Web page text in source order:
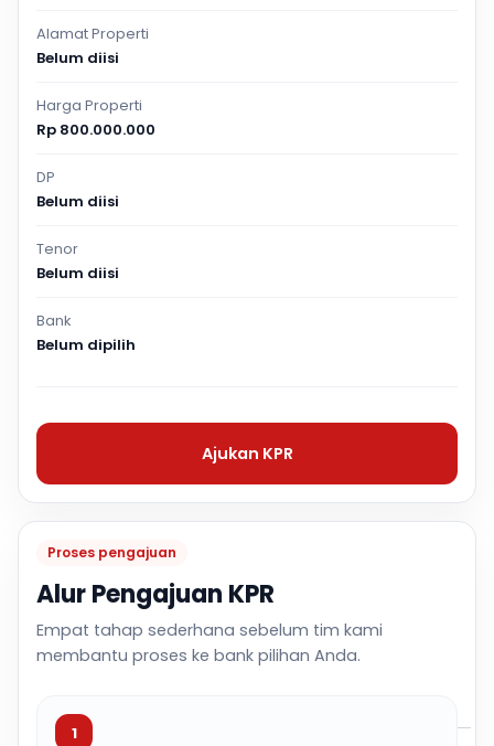
Proses pengajuan
Alur Pengajuan KPR
Empat tahap sederhana sebelum tim kami
membantu proses ke bank pilihan Anda.
1
Alamat Properti
Belum diisi
Harga Properti
Rp 800.000.000
DP
Belum diisi
Tenor
Belum diisi
Bank
Belum dipilih
Ajukan KPR